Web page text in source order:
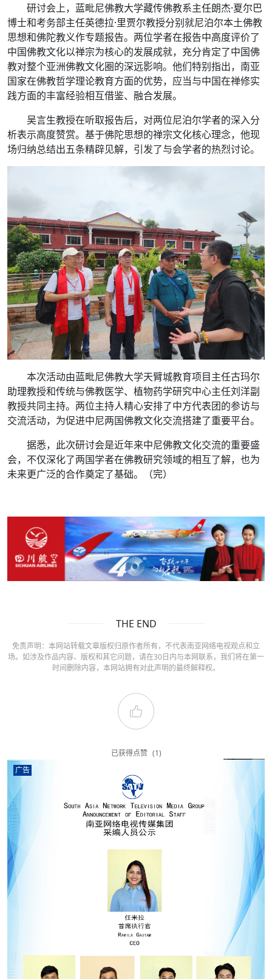
研讨会上，蓝毗尼佛教大学藏传佛教系主任朗杰·夏尔巴
博士和考务部主任英德拉·里贾尔教授分别就尼泊尔本土佛教
思想和佛陀教义作专题报告。两位学者在报告中高度评价了
中国佛教文化以禅宗为核心的发展成就，充分肯定了中国佛
教对整个亚洲佛教文化圈的深远影响。他们特别指出，南亚
国家在佛教哲学理论教育方面的优势，应当与中国在禅修实
践方面的丰富经验相互借鉴、融合发展。
吴言生教授在听取报告后，对两位尼泊尔学者的深入分
析表示高度赞赏。基于佛陀思想的禅宗文化核心理念，他现
场归纳总结出五条精辟见解，引发了与会学者的热烈讨论。
本次活动由蓝毗尼佛教大学天臂城教育项目主任古玛尔
助理教授和传统与佛教医学、植物药学研究中心主任刘洋副
教授共同主持。两位主持人精心安排了中方代表团的参访与
交流活动，为促进中尼两国佛教文化交流搭建了重要平台。
据悉，此次研讨会是近年来中尼佛教文化交流的重要盛
会，不仅深化了两国学者在佛教研究领域的相互了解，也为
未来更广泛的合作奠定了基础。（完）
THE END
免责声明：本网站转载文章版权归原作者所有，不代表南亚网络电视观点和立
场。如涉及作品内容、版权和其它问题，请在30日内与本网联系，我们将在第一
时间删除内容，本网站拥有对此声明的最终解释权。
已获得点赞 (1)
广告